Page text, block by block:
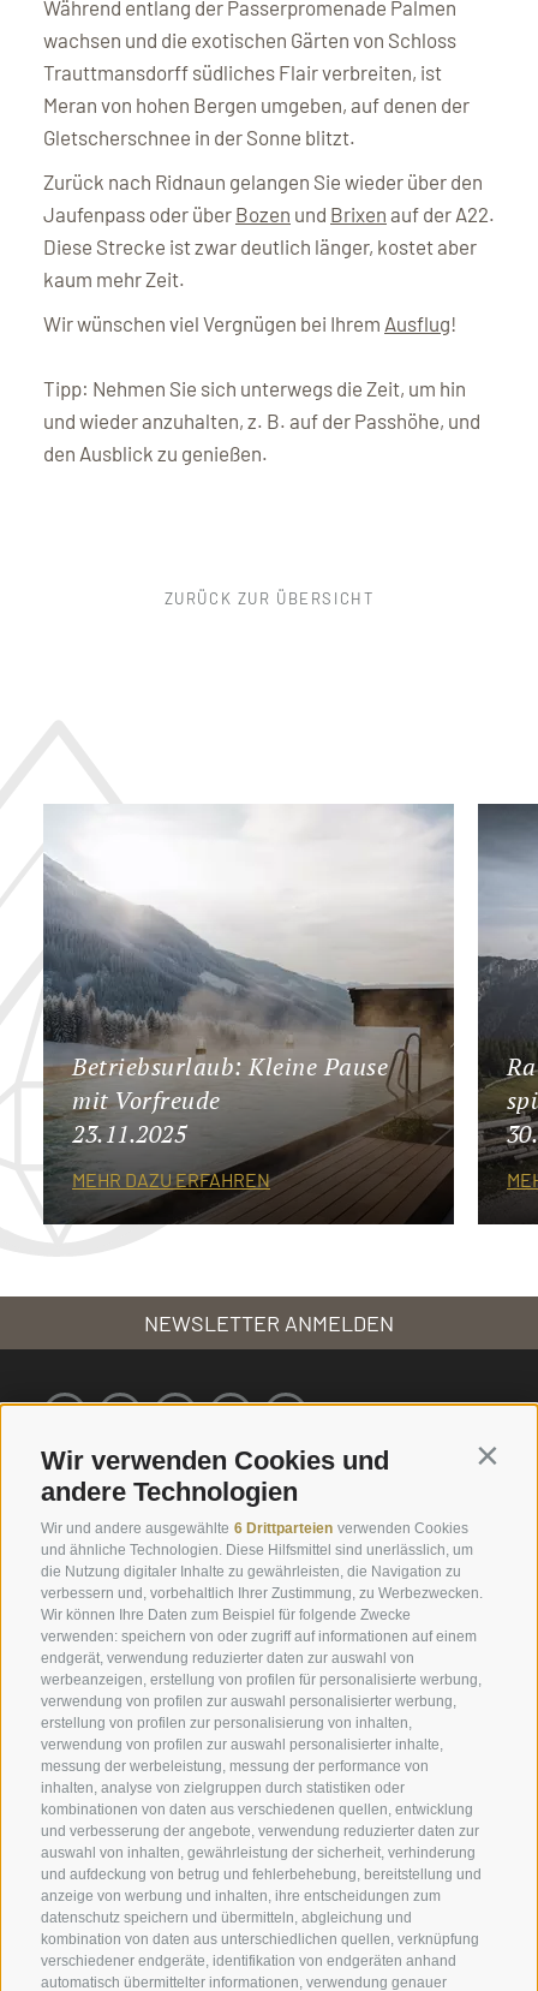
Wir verwenden Cookies und
andere Technologien
Wir und andere ausgewählte 6 Drittparteien verwenden Cookies
und ähnliche Technologien. Diese Hilfsmittel sind unerlässlich, um
die Nutzung digitaler Inhalte zu gewährleisten, die Navigation zu
verbessern und, vorbehaltlich Ihrer Zustimmung, zu Werbezwecken.
Wir können Ihre Daten zum Beispiel für folgende Zwecke
verwenden: speichern von oder zugriff auf informationen auf einem
endgerät, verwendung reduzierter daten zur auswahl von
werbeanzeigen, erstellung von profilen für personalisierte werbung,
verwendung von profilen zur auswahl personalisierter werbung,
erstellung von profilen zur personalisierung von inhalten,
verwendung von profilen zur auswahl personalisierter inhalte,
messung der werbeleistung, messung der performance von
inhalten, analyse von zielgruppen durch statistiken oder
kombinationen von daten aus verschiedenen quellen, entwicklung
und verbesserung der angebote, verwendung reduzierter daten zur
auswahl von inhalten, gewährleistung der sicherheit, verhinderung
und aufdeckung von betrug und fehlerbehebung, bereitstellung und
anzeige von werbung und inhalten, ihre entscheidungen zum
datenschutz speichern und übermitteln, abgleichung und
kombination von daten aus unterschiedlichen quellen, verknüpfung
verschiedener endgeräte, identifikation von endgeräten anhand
automatisch übermittelter informationen, verwendung genauer
Während entlang der Passerpromenade Palmen
wachsen und die exotischen Gärten von Schloss
Trauttmansdorff südliches Flair verbreiten, ist
Meran von hohen Bergen umgeben, auf denen der
Gletscherschnee in der Sonne blitzt.
Zurück nach Ridnaun gelangen Sie wieder über den
Jaufenpass oder über Bozen und Brixen auf der A22.
Diese Strecke ist zwar deutlich länger, kostet aber
kaum mehr Zeit.
Wir wünschen viel Vergnügen bei Ihrem Ausflug!
Tipp: Nehmen Sie sich unterwegs die Zeit, um hin
und wieder anzuhalten, z. B. auf der Passhöhe, und
den Ausblick zu genießen.
ZURÜCK ZUR ÜBERSICHT
Betriebsurlaub: Kleine Pause
mit Vorfreude
23.11.2025
MEHR DAZU ERFAHREN
NEWSLETTER ANMELDEN
Service
Ernas Ferienwohnungen
Engels Park
Online buchen
Gutschein schenken
Urlaubsangebote
Plunhofs Restplatzbörse
Zimmer & Preise
Unverbindlich anfragen
Lage & Anreise
Info
Plunhof Geflüster
Fotos & Impressionen
Downloads & Katalog
Wetter
Webcams
Newsletter
Bewertungen
Social Wall
Awards
Hotel Plunhof